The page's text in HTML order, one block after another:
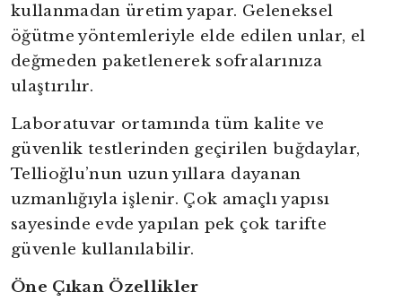
kullanmadan üretim yapar. Geleneksel
öğütme yöntemleriyle elde edilen unlar, el
değmeden paketlenerek sofralarınıza
ulaştırılır.
Laboratuvar ortamında tüm kalite ve
güvenlik testlerinden geçirilen buğdaylar,
Tellioğlu’nun uzun yıllara dayanan
uzmanlığıyla işlenir. Çok amaçlı yapısı
sayesinde evde yapılan pek çok tarifte
güvenle kullanılabilir.
Öne Çıkan Özellikler